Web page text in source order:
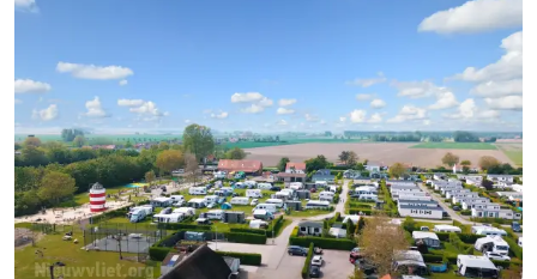
Nieuwvliet-
Bad
Meulinge
EuroParcs
Cadzand
-
Hoogduin
-
Noordzee
Résidence
-
Resort
-